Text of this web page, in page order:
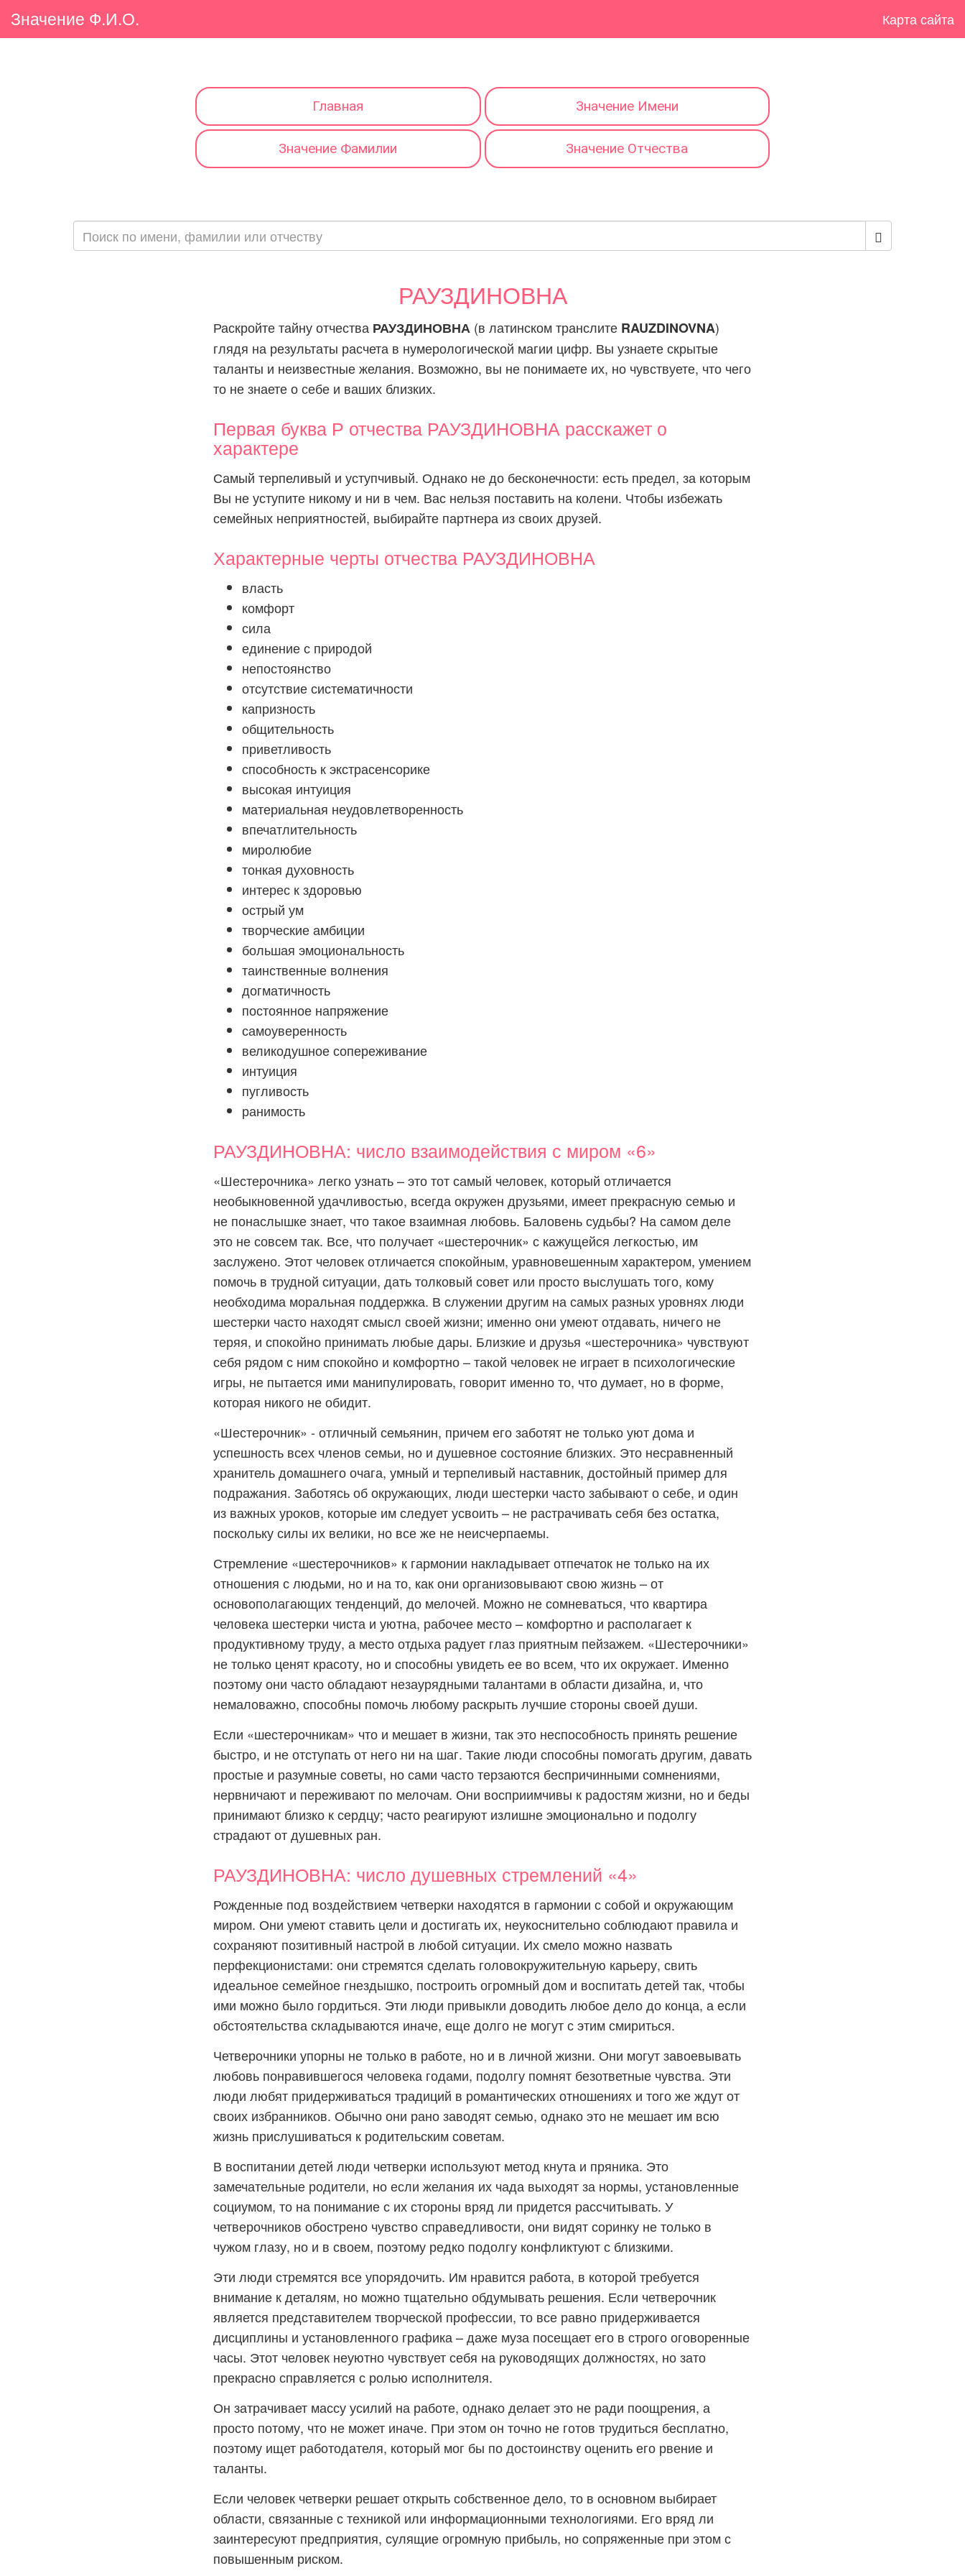
Значение Ф.И.О. Карта сайта
Главная Значение Имени
Значение Фамилии Значение Отчества
РАУЗДИНОВНА
Раскройте тайну отчества РАУЗДИНОВНА (в латинском транслите RAUZDINOVNA)
глядя на результаты расчета в нумерологической магии цифр. Вы узнаете скрытые
таланты и неизвестные желания. Возможно, вы не понимаете их, но чувствуете, что чего
то не знаете о себе и ваших близких.
Первая буква Р отчества РАУЗДИНОВНА расскажет о
характере
Самый терпеливый и уступчивый. Однако не до бесконечности: есть предел, за которым
Вы не уступите никому и ни в чем. Вас нельзя поставить на колени. Чтобы избежать
семейных неприятностей, выбирайте партнера из своих друзей.
Характерные черты отчества РАУЗДИНОВНА
власть
комфорт
сила
единение с природой
непостоянство
отсутствие систематичности
капризность
общительность
приветливость
способность к экстрасенсорике
высокая интуиция
материальная неудовлетворенность
впечатлительность
миролюбие
тонкая духовность
интерес к здоровью
острый ум
творческие амбиции
большая эмоциональность
таинственные волнения
догматичность
постоянное напряжение
самоуверенность
великодушное сопереживание
интуиция
пугливость
ранимость
РАУЗДИНОВНА: число взаимодействия с миром «6»
«Шестерочника» легко узнать – это тот самый человек, который отличается
необыкновенной удачливостью, всегда окружен друзьями, имеет прекрасную семью и
не понаслышке знает, что такое взаимная любовь. Баловень судьбы? На самом деле
это не совсем так. Все, что получает «шестерочник» с кажущейся легкостью, им
заслужено. Этот человек отличается спокойным, уравновешенным характером, умением
помочь в трудной ситуации, дать толковый совет или просто выслушать того, кому
необходима моральная поддержка. В служении другим на самых разных уровнях люди
шестерки часто находят смысл своей жизни; именно они умеют отдавать, ничего не
теряя, и спокойно принимать любые дары. Близкие и друзья «шестерочника» чувствуют
себя рядом с ним спокойно и комфортно – такой человек не играет в психологические
игры, не пытается ими манипулировать, говорит именно то, что думает, но в форме,
которая никого не обидит.
«Шестерочник» - отличный семьянин, причем его заботят не только уют дома и
успешность всех членов семьи, но и душевное состояние близких. Это несравненный
хранитель домашнего очага, умный и терпеливый наставник, достойный пример для
подражания. Заботясь об окружающих, люди шестерки часто забывают о себе, и один
из важных уроков, которые им следует усвоить – не растрачивать себя без остатка,
поскольку силы их велики, но все же не неисчерпаемы.
Стремление «шестерочников» к гармонии накладывает отпечаток не только на их
отношения с людьми, но и на то, как они организовывают свою жизнь – от
основополагающих тенденций, до мелочей. Можно не сомневаться, что квартира
человека шестерки чиста и уютна, рабочее место – комфортно и располагает к
продуктивному труду, а место отдыха радует глаз приятным пейзажем. «Шестерочники»
не только ценят красоту, но и способны увидеть ее во всем, что их окружает. Именно
поэтому они часто обладают незаурядными талантами в области дизайна, и, что
немаловажно, способны помочь любому раскрыть лучшие стороны своей души.
Если «шестерочникам» что и мешает в жизни, так это неспособность принять решение
быстро, и не отступать от него ни на шаг. Такие люди способны помогать другим, давать
простые и разумные советы, но сами часто терзаются беспричинными сомнениями,
нервничают и переживают по мелочам. Они восприимчивы к радостям жизни, но и беды
принимают близко к сердцу; часто реагируют излишне эмоционально и подолгу
страдают от душевных ран.
РАУЗДИНОВНА: число душевных стремлений «4»
Рожденные под воздействием четверки находятся в гармонии с собой и окружающим
миром. Они умеют ставить цели и достигать их, неукоснительно соблюдают правила и
сохраняют позитивный настрой в любой ситуации. Их смело можно назвать
перфекционистами: они стремятся сделать головокружительную карьеру, свить
идеальное семейное гнездышко, построить огромный дом и воспитать детей так, чтобы
ими можно было гордиться. Эти люди привыкли доводить любое дело до конца, а если
обстоятельства складываются иначе, еще долго не могут с этим смириться.
Четверочники упорны не только в работе, но и в личной жизни. Они могут завоевывать
любовь понравившегося человека годами, подолгу помнят безответные чувства. Эти
люди любят придерживаться традиций в романтических отношениях и того же ждут от
своих избранников. Обычно они рано заводят семью, однако это не мешает им всю
жизнь прислушиваться к родительским советам.
В воспитании детей люди четверки используют метод кнута и пряника. Это
замечательные родители, но если желания их чада выходят за нормы, установленные
социумом, то на понимание с их стороны вряд ли придется рассчитывать. У
четверочников обострено чувство справедливости, они видят соринку не только в
чужом глазу, но и в своем, поэтому редко подолгу конфликтуют с близкими.
Эти люди стремятся все упорядочить. Им нравится работа, в которой требуется
внимание к деталям, но можно тщательно обдумывать решения. Если четверочник
является представителем творческой профессии, то все равно придерживается
дисциплины и установленного графика – даже муза посещает его в строго оговоренные
часы. Этот человек неуютно чувствует себя на руководящих должностях, но зато
прекрасно справляется с ролью исполнителя.
Он затрачивает массу усилий на работе, однако делает это не ради поощрения, а
просто потому, что не может иначе. При этом он точно не готов трудиться бесплатно,
поэтому ищет работодателя, который мог бы по достоинству оценить его рвение и
таланты.
Если человек четверки решает открыть собственное дело, то в основном выбирает
области, связанные с техникой или информационными технологиями. Его вряд ли
заинтересуют предприятия, сулящие огромную прибыль, но сопряженные при этом с
повышенным риском.